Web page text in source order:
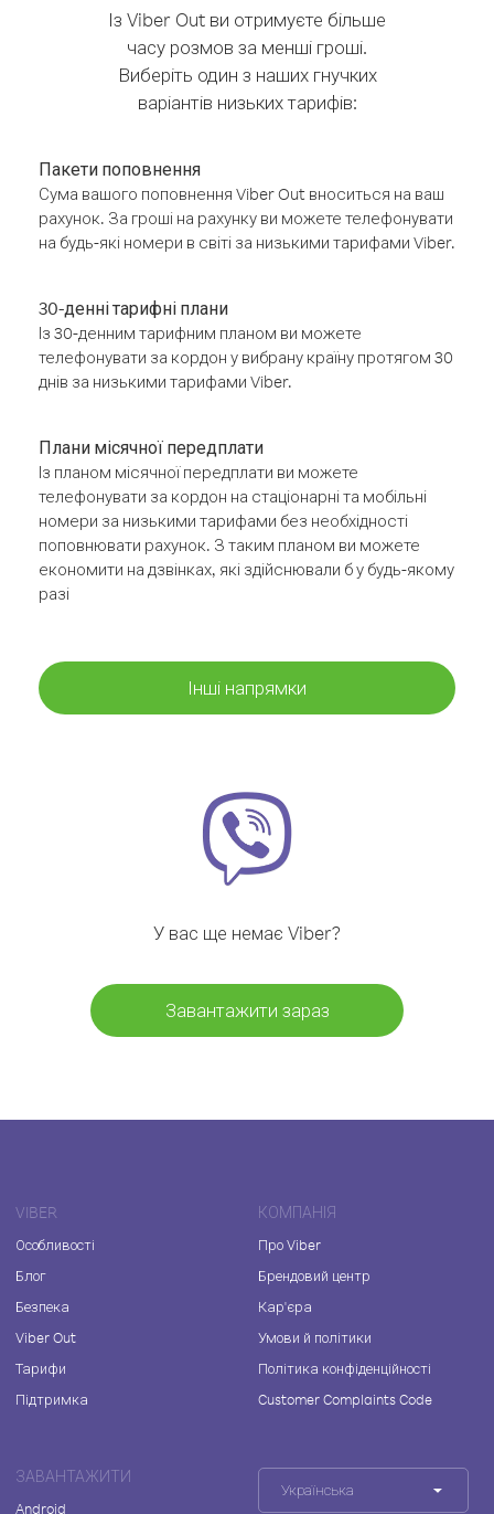
Із Viber Out ви отримуєте більше
часу розмов за менші гроші.
Виберіть один з наших гнучких
варіантів низьких тарифів:
Пакети поповнення
Сума вашого поповнення Viber Out вноситься на ваш
рахунок. За гроші на рахунку ви можете телефонувати
на будь-які номери в світі за низькими тарифами Viber.
30-денні тарифні плани
Із 30-денним тарифним планом ви можете
телефонувати за кордон у вибрану країну протягом 30
днів за низькими тарифами Viber.
Плани місячної передплати
Із планом місячної передплати ви можете
телефонувати за кордон на стаціонарні та мобільні
номери за низькими тарифами без необхідності
поповнювати рахунок. З таким планом ви можете
економити на дзвінках, які здійснювали б у будь-якому
разі
Інші напрямки
У вас ще немає Viber?
Завантажити зараз
VIBER
Особливості
Блог
Безпека
Viber Out
Тарифи
Підтримка
КОМПАНІЯ
Про Viber
Брендовий центр
Кар'єра
Умови й політики
Політика конфіденційності
Customer Complaints Code
ЗАВАНТАЖИТИ
Android
Українська